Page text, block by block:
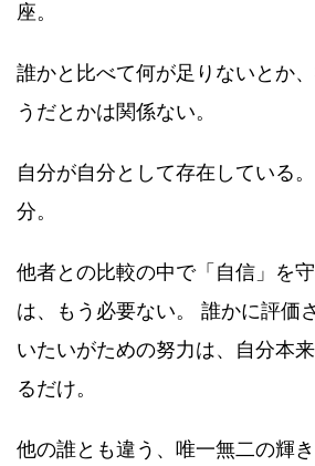
座。
誰かと比べて何が足りないとか
うだとかは関係ない。
自分が自分として存在している
分。
他者との比較の中で「自信」を守
は、もう必要ない。 誰かに評価
いたいがための努力は、自分本
るだけ。
他の誰とも違う、唯一無二の輝